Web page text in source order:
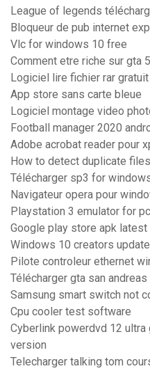
League of legends
Bloqueur de pub internet
Vlc for windows 10 free
Comment etre riche sur gta
Logiciel lire fichier rar gratuit
App store sans carte bleue
Logiciel montage video
Football manager 2020
Adobe acrobat reader pour
How to detect duplicate
Télécharger sp3 for
Navigateur opera pour
Playstation 3 emulator for
Google play store apk
Windows 10 creators
Pilote controleur ethernet
Télécharger gta san
Samsung smart switch not
Cpu cooler test software
Cyberlink powerdvd 12
version
Telecharger talking tom